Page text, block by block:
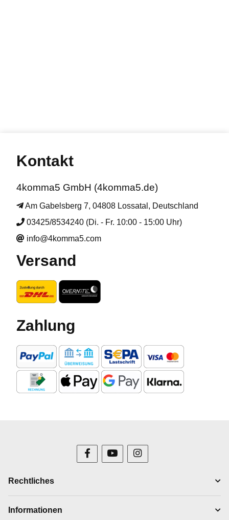
Kontakt
4komma5 GmbH (4komma5.de)
Am Gabelsberg 7, 04808 Lossatal, Deutschland
03425/8534240 (Di. - Fr. 10:00 - 15:00 Uhr)
info@4komma5.com
Versand
Zahlung
Rechtliches
Informationen